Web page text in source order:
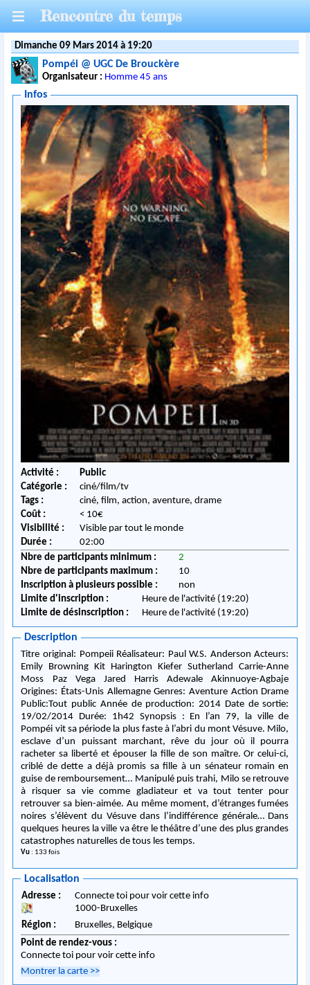
Rencontre du temps
Dimanche 09 Mars 2014 à 19:20
Pompéi @ UGC De Brouckère
Organisateur : Homme 45 ans
Infos
Activité :
Public
Catégorie :
ciné/film/tv
Tags :
ciné, film, action, aventure, drame
Coût :
< 10€
Visibilité :
Visible par tout le monde
Durée :
02:00
Nbre de participants minimum :
2
Nbre de participants maximum :
10
Inscription à plusieurs possible :
non
Limite d'inscription :
Heure de l'activité (19:20)
Limite de désinscription :
Heure de l'activité (19:20)
Description
Titre original: Pompeii Réalisateur: Paul W.S. Anderson Acteurs:
Emily Browning Kit Harington Kiefer Sutherland Carrie-Anne
Moss Paz Vega Jared Harris Adewale Akinnuoye-Agbaje
Origines: États-Unis Allemagne Genres: Aventure Action Drame
Public:Tout public Année de production: 2014 Date de sortie:
19/02/2014 Durée: 1h42 Synopsis : En l’an 79, la ville de
Pompéi vit sa période la plus faste à l’abri du mont Vésuve. Milo,
esclave d’un puissant marchant, rêve du jour où il pourra
racheter sa liberté et épouser la fille de son maître. Or celui-ci,
criblé de dette a déjà promis sa fille à un sénateur romain en
guise de remboursement… Manipulé puis trahi, Milo se retrouve
à risquer sa vie comme gladiateur et va tout tenter pour
retrouver sa bien-aimée. Au même moment, d’étranges fumées
noires s’élèvent du Vésuve dans l’indifférence générale… Dans
quelques heures la ville va être le théâtre d’une des plus grandes
catastrophes naturelles de tous les temps.
Vu : 133 fois
Localisation
Adresse :
Connecte toi pour voir cette info
1000- Bruxelles
Région :
Bruxelles, Belgique
Point de rendez-vous :
Connecte toi pour voir cette info
Montrer la carte >>